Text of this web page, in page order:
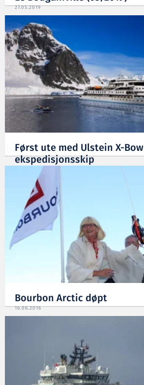
27.05.2019
Først ute med Ulstein X-Bow
ekspedisjonsskip
Bourbon Arctic døpt
16.06.2016